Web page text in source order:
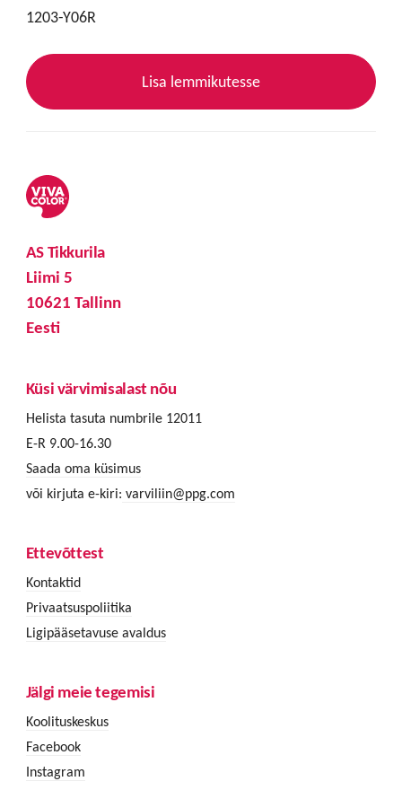
1203-Y06R
Lisa lemmikutesse
AS Tikkurila
Liimi 5
10621 Tallinn
Eesti
Küsi värvimisalast nõu
Helista tasuta numbrile 12011
E-R 9.00-16.30
Saada oma küsimus
või kirjuta e-kiri: varviliin@ppg.com
Ettevõttest
Kontaktid
Privaatsuspoliitika
Ligipääsetavuse avaldus
Jälgi meie tegemisi
Koolituskeskus
Facebook
Instagram